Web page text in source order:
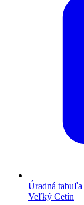
Úradná tabuľa
Veľký Cetín